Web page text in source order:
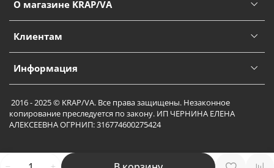
О магазине KRAP/VA
Клиентам
Информация
2016 - 2025 © KRAP/VA. Все права защищены. Незаконное
копирование преследуется по закону. ИП ЧЕРНИНА ЕЛЕНА
АЛЕКСЕЕВНА ОГРНИП: 316774600275424